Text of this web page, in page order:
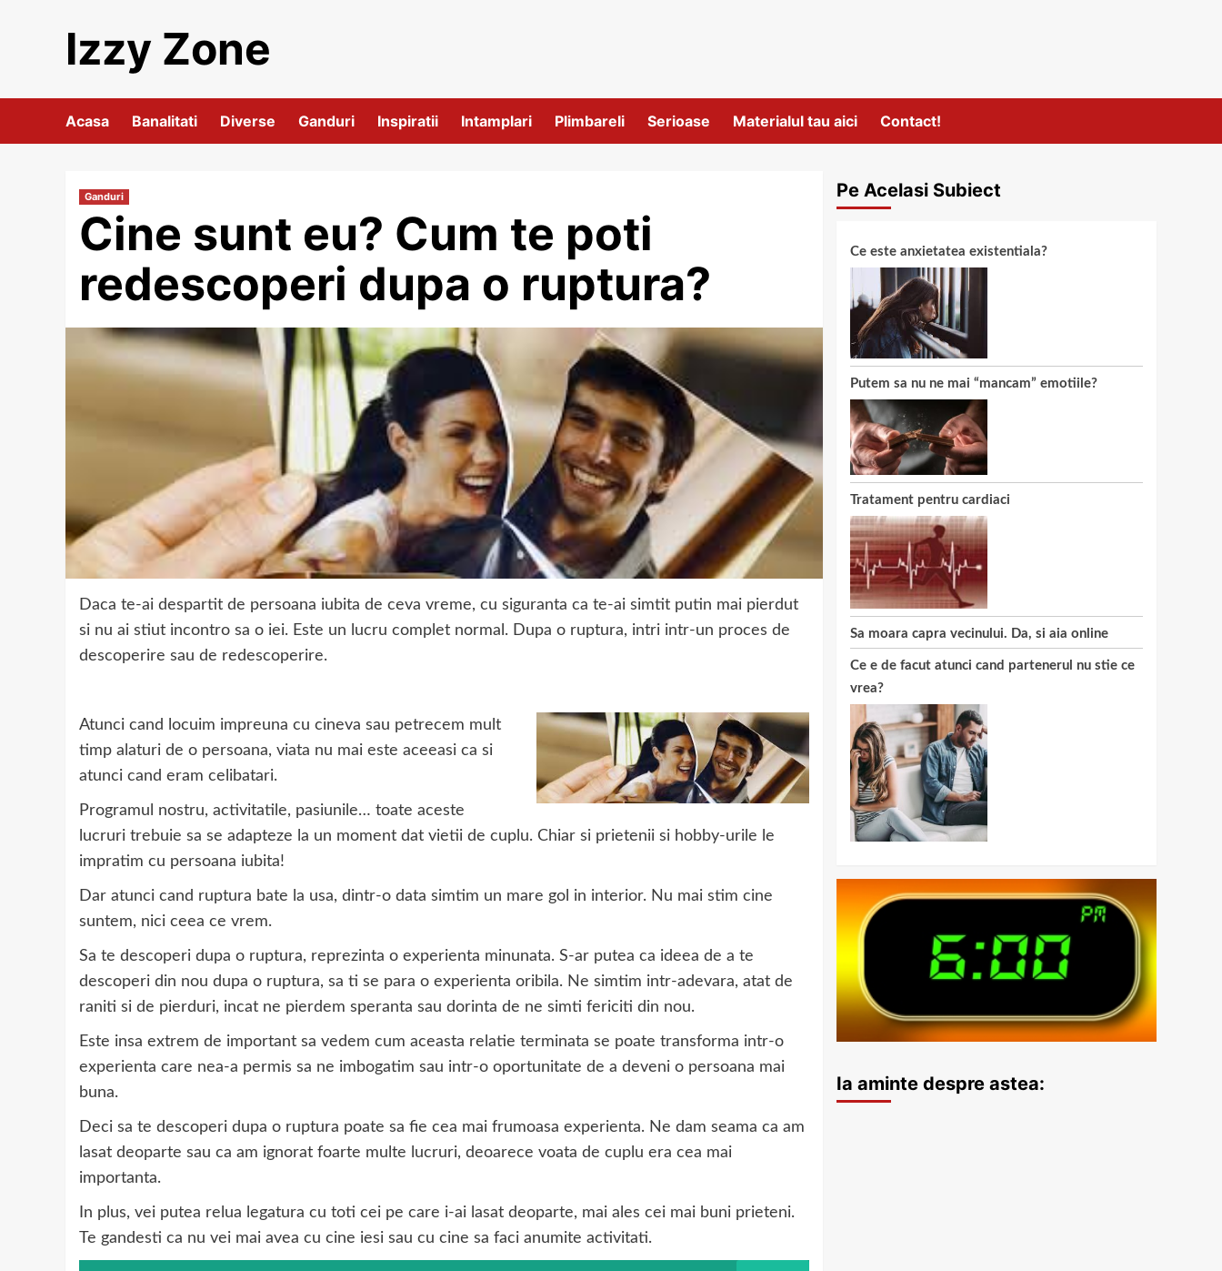
Izzy Zone
Acasa Banalitati Diverse Ganduri Inspiratii Intamplari Plimbareli Serioase Materialul tau aici Contact!
Ganduri
Cine sunt eu? Cum te poti
redescoperi dupa o ruptura?
Daca te-ai despartit de persoana iubita de ceva vreme, cu siguranta ca te-ai simtit putin mai pierdut
si nu ai stiut incontro sa o iei. Este un lucru complet normal. Dupa o ruptura, intri intr-un proces de
descoperire sau de redescoperire.
Atunci cand locuim impreuna cu cineva sau petrecem mult
timp alaturi de o persoana, viata nu mai este aceeasi ca si
atunci cand eram celibatari.
Programul nostru, activitatile, pasiunile… toate aceste
lucruri trebuie sa se adapteze la un moment dat vietii de cuplu. Chiar si prietenii si hobby-urile le
impratim cu persoana iubita!
Dar atunci cand ruptura bate la usa, dintr-o data simtim un mare gol in interior. Nu mai stim cine
suntem, nici ceea ce vrem.
Sa te descoperi dupa o ruptura, reprezinta o experienta minunata. S-ar putea ca ideea de a te
descoperi din nou dupa o ruptura, sa ti se para o experienta oribila. Ne simtim intr-adevara, atat de
raniti si de pierduri, incat ne pierdem speranta sau dorinta de ne simti fericiti din nou.
Este insa extrem de important sa vedem cum aceasta relatie terminata se poate transforma intr-o
experienta care nea-a permis sa ne imbogatim sau intr-o oportunitate de a deveni o persoana mai
buna.
Deci sa te descoperi dupa o ruptura poate sa fie cea mai frumoasa experienta. Ne dam seama ca am
lasat deoparte sau ca am ignorat foarte multe lucruri, deoarece voata de cuplu era cea mai
importanta.
In plus, vei putea relua legatura cu toti cei pe care i-ai lasat deoparte, mai ales cei mai buni prieteni.
Te gandesti ca nu vei mai avea cu cine iesi sau cu cine sa faci anumite activitati.
Pe Acelasi Subiect
Ce este anxietatea existentiala?
Putem sa nu ne mai “mancam” emotiile?
Tratament pentru cardiaci
Sa moara capra vecinului. Da, si aia online
Ce e de facut atunci cand partenerul nu stie ce
vrea?
Ia aminte despre astea: